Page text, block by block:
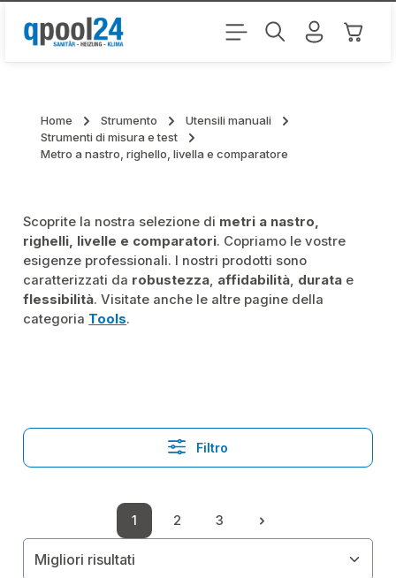
Passa al contenuto principale Il
Home Strumento
Utensili manuali
Strumenti di misura e test
Metro a nastro, righello, livella e comparatore
Scoprite la nostra selezione di metri a nastro,
righelli, livelle e comparatori. Copriamo le vostre
esigenze professionali. I nostri prodotti sono
caratterizzati da robustezza, affidabilità, durata e
flessibilità. Visitate anche le altre pagine della
categoria Tools.
Filtro
Pagina
1
Pagina
2
Pagina
3